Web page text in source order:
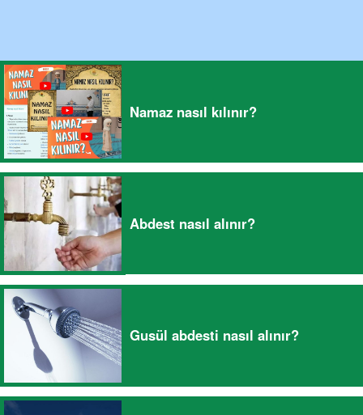
Namaz nasıl kılınır?
Abdest nasıl alınır?
Gusül abdesti nasıl alınır?